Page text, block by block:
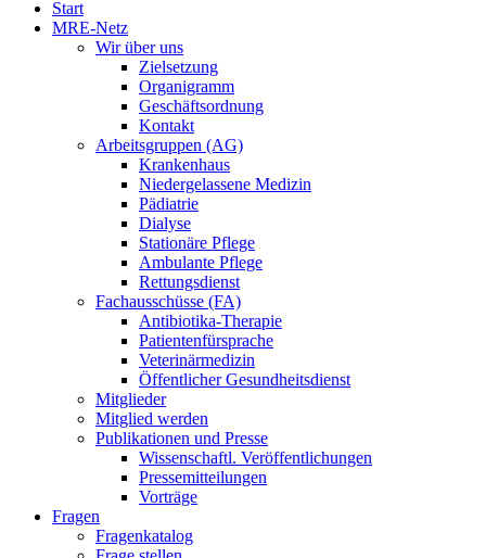
Start
MRE-Netz
Wir über uns
Zielsetzung
Organigramm
Geschäftsordnung
Kontakt
Arbeitsgruppen (AG)
Krankenhaus
Niedergelassene Medizin
Pädiatrie
Dialyse
Stationäre Pflege
Ambulante Pflege
Rettungsdienst
Fachausschüsse (FA)
Antibiotika-Therapie
Patientenfürsprache
Veterinärmedizin
Öffentlicher Gesundheitsdienst
Mitglieder
Mitglied werden
Publikationen und Presse
Wissenschaftl. Veröffentlichungen
Pressemitteilungen
Vorträge
Fragen
Fragenkatalog